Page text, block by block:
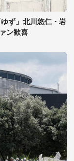
ず」北川悠仁・岩
ン歓喜